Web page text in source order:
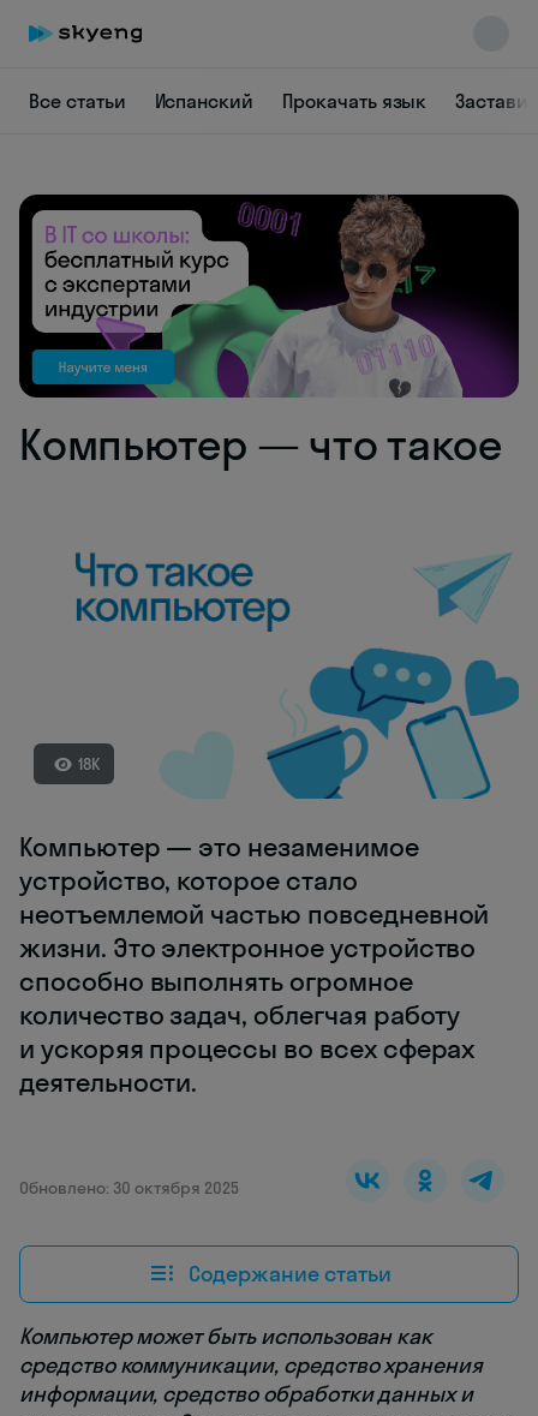
Все статьи Испанский Прокачать язык
Компьютер — что такое
18K
Компьютер — это незаменимое
устройство, которое стало
неотъемлемой частью повседневной
жизни. Это электронное устройство
способно выполнять огромное
количество задач, облегчая работу
и ускоряя процессы во всех сферах
деятельности.
Обновлено: 30 октября 2025
Содержание статьи
Компьютер может быть использован как
средство коммуникации, средство хранения
информации, средство обработки данных и
Skyeng Chat
online